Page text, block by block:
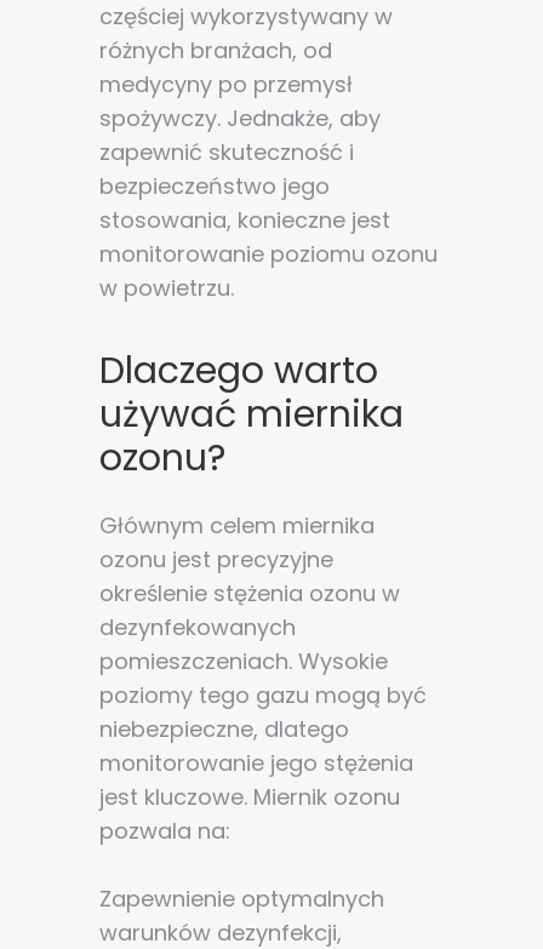
częściej wykorzystywany w
różnych branżach, od
medycyny po przemysł
spożywczy. Jednakże, aby
zapewnić skuteczność i
bezpieczeństwo jego
stosowania, konieczne jest
monitorowanie poziomu ozonu
w powietrzu.
Dlaczego warto
używać miernika
ozonu?
Głównym celem miernika
ozonu jest precyzyjne
określenie stężenia ozonu w
dezynfekowanych
pomieszczeniach. Wysokie
poziomy tego gazu mogą być
niebezpieczne, dlatego
monitorowanie jego stężenia
jest kluczowe. Miernik ozonu
pozwala na:
Zapewnienie optymalnych
warunków dezynfekcji,